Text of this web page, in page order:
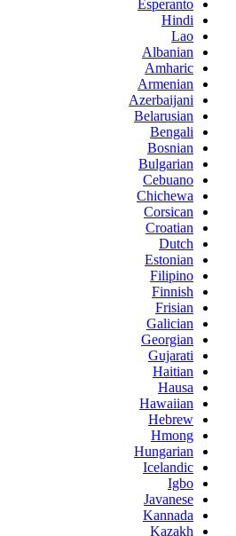
Esperanto
Hindi
Lao
Albanian
Amharic
Armenian
Azerbaijani
Belarusian
Bengali
Bosnian
Bulgarian
Cebuano
Chichewa
Corsican
Croatian
Dutch
Estonian
Filipino
Finnish
Frisian
Galician
Georgian
Gujarati
Haitian
Hausa
Hawaiian
Hebrew
Hmong
Hungarian
Icelandic
Igbo
Javanese
Kannada
Kazakh